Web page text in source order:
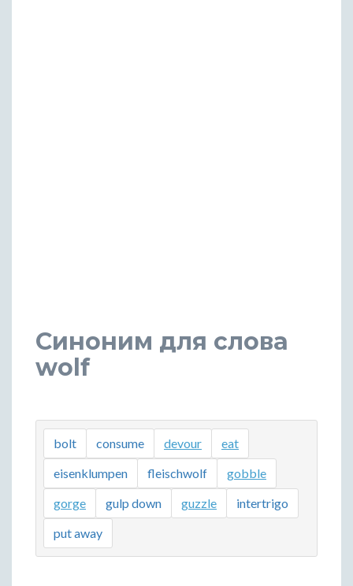
Синоним для слова
wolf
bolt consume devour
eat
eisenklumpen
fleischwolf
gobble
gorge
gulp down guzzle
intertrigo
put away